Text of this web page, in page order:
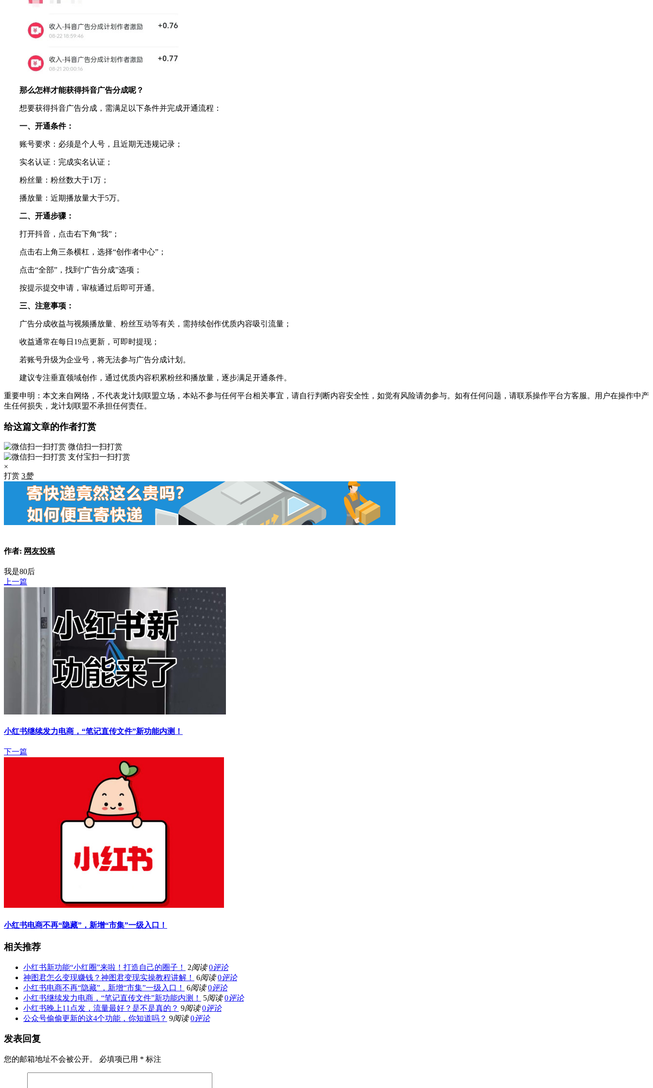
那么怎样才能获得抖音广告分成呢？
想要获得抖音广告分成，需满足以下条件并完成开通流程：
一、开通条件：
账号要求：必须是个人号，且近期无违规记录；
实名认证：完成实名认证；
粉丝量：粉丝数大于1万；
播放量：近期播放量大于5万。
二、开通步骤：
打开抖音，点击右下角“我”；
点击右上角三条横杠，选择“创作者中心”；
点击“全部”，找到“广告分成”选项；
按提示提交申请，审核通过后即可开通。
三、注意事项：
广告分成收益与视频播放量、粉丝互动等有关，需持续创作优质内容吸引流量；
收益通常在每日19点更新，可即时提现；
若账号升级为企业号，将无法参与广告分成计划。
建议专注垂直领域创作，通过优质内容积累粉丝和播放量，逐步满足开通条件。
重要申明：本文来自网络，不代表龙计划联盟立场，本站不参与任何平台相关事宜，请自行判断内容安全性，如觉有风险请勿参与。如有任何问题，请联系操作平台方客服。用户在操作中产
生任何损失，龙计划联盟不承担任何责任。
给这篇文章的作者打赏
微信扫一扫打赏
支付宝扫一扫打赏
×
打赏 3赞
作者: 网友投稿
我是80后
上一篇
小红书继续发力电商，“笔记直传文件”新功能内测！
下一篇
小红书电商不再“隐藏”，新增“市集”一级入口！
相关推荐
小红书新功能“小红圈”来啦！打造自己的圈子！ 2阅读 0评论
神图君怎么变现赚钱？神图君变现实操教程讲解！
6阅读 0评论
小红书电商不再“隐藏”，新增“市集”一级入口！
6阅读 0评论
小红书继续发力电商，“笔记直传文件”新功能内测！
5阅读 0评论
小红书晚上11点发，流量最好？是不是真的？ 9阅读 0评论
公众号偷偷更新的这4个功能，你知道吗？ 9阅读 0评论
发表回复
您的邮箱地址不会被公开。 必填项已用 * 标注